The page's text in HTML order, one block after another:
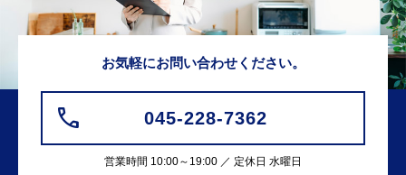
お気軽にお問い合わせください。
045-228-7362
営業時間 10:00～19:00 ／ 定休日 水曜日